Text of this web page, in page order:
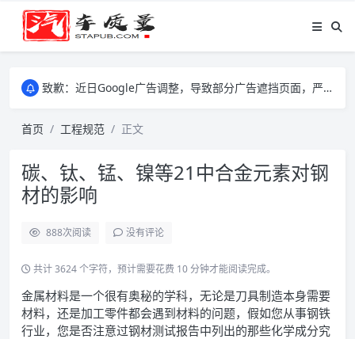
致歉：近日Google广告调整，导致部分广告遮挡页面，严重影响大家访问体验，将尽快调整完成，由此带来的不便，特意致歉！
致歉：近日Google广告调整，导致部分广告遮挡页面，严重影响大家访问体验，将尽快调整完成，由此带来的不便，特意致歉！
首页 工程规范 正文
碳、钛、锰、镍等21中合金元素对钢
材的影响
888次阅读 没有评论
共计 3624 个字符，预计需要花费 10 分钟才能阅读完成。
金属材料是一个很有奥秘的学科，无论是刀具制造本身需要
材料，还是加工零件都会遇到材料的问题，假如您从事钢铁
行业，您是否注意过钢材测试报告中列出的那些化学成分究